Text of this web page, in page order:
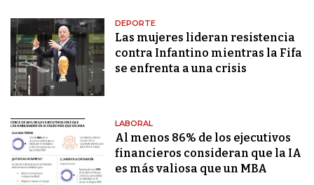
DEPORTE
Las mujeres lideran resistencia
contra Infantino mientras la Fifa
se enfrenta a una crisis
LABORAL
Al menos 86% de los ejecutivos
financieros consideran que la IA
es más valiosa que un MBA